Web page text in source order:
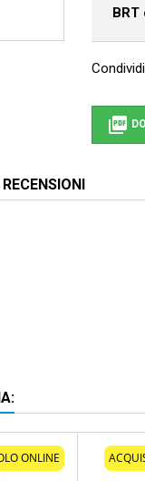
Condividi

RECENSIONI
ONLINE